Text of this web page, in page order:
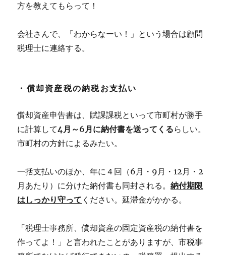
方を教えてもらって！
会社さんで、「わからなーい！」という場合は顧問
税理士に連絡する。
・償却資産税の納税お支払い
償却資産申告書は、賦課課税といって市町村が勝手
に計算して4月～6月に納付書を送ってくるらしい。
市町村の方針によるみたい。
一括支払いのほか、年に４回（6月・9月・12月・2
月あたり）に分けた納付書も同封される。納付期限
はしっかり守って ください。延滞金がかかる。
「税理士事務所、償却資産の固定資産税の納付書を
作ってよ！」と言われたことがありますが、市税事